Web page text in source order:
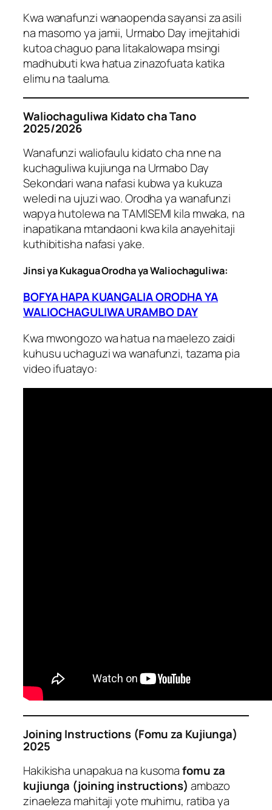
Kwa wanafunzi wanaopenda sayansi za asili
na masomo ya jamii, Urmabo Day imejitahidi
kutoa chaguo pana litakalowapa msingi
madhubuti kwa hatua zinazofuata katika
elimu na taaluma.
Waliochaguliwa Kidato cha Tano
2025/2026
Wanafunzi waliofaulu kidato cha nne na
kuchaguliwa kujiunga na Urmabo Day
Sekondari wana nafasi kubwa ya kukuza
weledi na ujuzi wao. Orodha ya wanafunzi
wapya hutolewa na TAMISEMI kila mwaka, na
inapatikana mtandaoni kwa kila anayehitaji
kuthibitisha nafasi yake.
Jinsi ya Kukagua Orodha ya Waliochaguliwa:
BOFYA HAPA KUANGALIA ORODHA YA
WALIOCHAGULIWA URAMBO DAY
Kwa mwongozo wa hatua na maelezo zaidi
kuhusu uchaguzi wa wanafunzi, tazama pia
video ifuatayo:
Joining Instructions (Fomu za Kujiunga)
2025
Hakikisha unapakua na kusomafomu za
kujiunga (joining instructions) ambazo
zinaeleza mahitaji yote muhimu, ratiba ya